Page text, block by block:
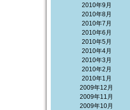
2010年9月
2010年8月
2010年7月
2010年6月
2010年5月
2010年4月
2010年3月
2010年2月
2010年1月
2009年12月
2009年11月
2009年10月